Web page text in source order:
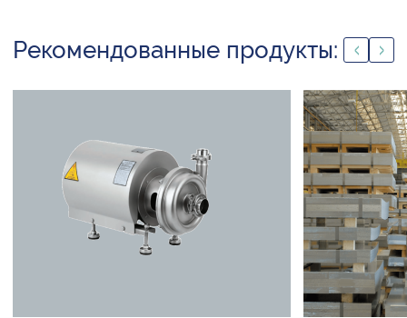
Рекомендованные продукты: